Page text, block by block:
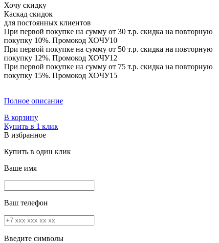
Хочу скидку
Каскад скидок
для постоянных клиентов
При первой покупке на сумму от 30 т.р. скидка на повторную
покупку 10%. Промокод ХОЧУ10
При первой покупке на сумму от 50 т.р. скидка на повторную
покупку 12%. Промокод ХОЧУ12
При первой покупке на сумму от 75 т.р. скидка на повторную
покупку 15%. Промокод ХОЧУ15
Полное описание
В корзину
Купить в 1 клик
В избранное
Купить в один клик
Ваше имя
Ваш телефон
Введите символы